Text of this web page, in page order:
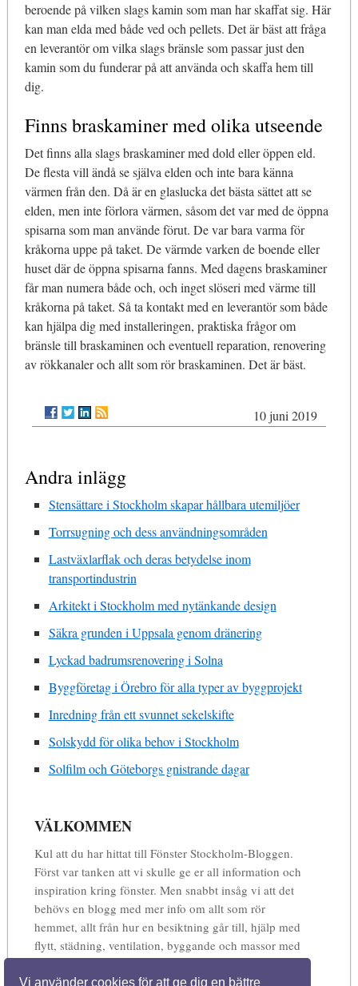
Vi använder cookies för att ge dig en bättre
beroende på vilken slags kamin som man har skaffat sig. Här
kan man elda med både ved och pellets. Det är bäst att fråga
en leverantör om vilka slags bränsle som passar just den
kamin som du funderar på att använda och skaffa hem till
dig.
Finns braskaminer med olika utseende
Det finns alla slags braskaminer med dold eller öppen eld.
De flesta vill ändå se själva elden och inte bara känna
värmen från den. Då är en glaslucka det bästa sättet att se
elden, men inte förlora värmen, såsom det var med de öppna
spisarna som man använde förut. De var bara varma för
kråkorna uppe på taket. De värmde varken de boende eller
huset där de öppna spisarna fanns. Med dagens braskaminer
får man numera både och, och inget slöseri med värme till
kråkorna på taket. Så ta kontakt med en leverantör som både
kan hjälpa dig med installeringen, praktiska frågor om
bränsle till braskaminen och eventuell reparation, renovering
av rökkanaler och allt som rör braskaminen. Det är bäst.
10 juni 2019
Andra inlägg
Stensättare i Stockholm skapar hållbara utemiljöer
Torrsugning och dess användningsområden
Lastväxlarflak och deras betydelse inom
transportindustrin
Arkitekt i Stockholm med nytänkande design
Säkra grunden i Uppsala genom dränering
Lyckad badrumsrenovering i Solna
Byggföretag i Örebro för alla typer av byggprojekt
Inredning från ett svunnet sekelskifte
Solskydd för olika behov i Stockholm
Solfilm och Göteborgs gnistrande dagar
VÄLKOMMEN
Kul att du har hittat till Fönster Stockholm-Bloggen.
Först var tanken att vi skulle ge er all information och
inspiration kring fönster. Men snabbt insåg vi att det
behövs en blogg med mer info om allt som rör
hemmet, allt från hur en besiktning går till, hjälp med
flytt, städning, ventilation, byggande och massor med
inspiration och matnyttig kunskap inom allt som rör